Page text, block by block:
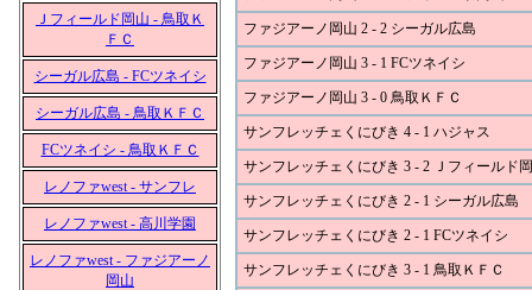
Ｊフィールド岡山 - 鳥取Ｋ
ＦＣ
シーガル広島 - FCツネイシ
シーガル広島 - 鳥取ＫＦＣ
FCツネイシ - 鳥取ＫＦＣ
レノファwest - サンフレ
レノファwest - 高川学園
レノファwest - ファジアーノ
岡山
ファジアーノ岡山 2 - 2 シーガル広島
ファジアーノ岡山 3 - 1 FCツネイシ
ファジアーノ岡山 3 - 0 鳥取ＫＦＣ
サンフレッチェくにびき 4 - 1 ハジャス
サンフレッチェくにびき 3 - 2 Ｊフィールド
サンフレッチェくにびき 2 - 1 シーガル広島
サンフレッチェくにびき 2 - 1 FCツネイシ
サンフレッチェくにびき 3 - 1 鳥取ＫＦＣ